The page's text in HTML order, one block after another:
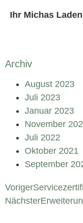
Ihr Michas
Archiv
August 2023
Juli 2023
Januar 2023
November
Juli 2022
Oktober 2021
September
Voriger
Nächster